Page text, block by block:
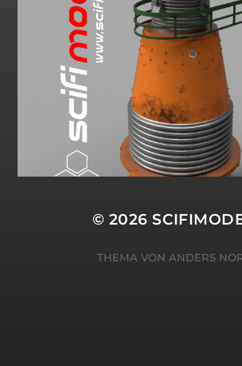
© 2026
THEMA VON ANDERS